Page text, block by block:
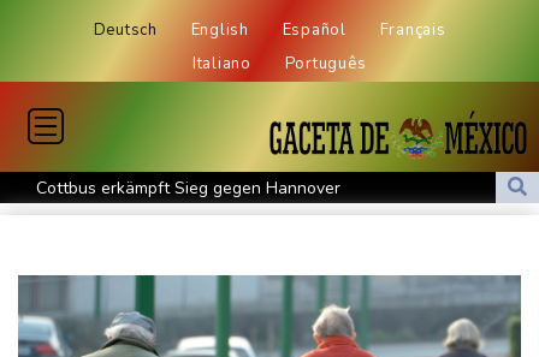
Deutsch English Español
Français
Italiano
Português
Cottbus erkämpft Sieg gegen Hannover
Überragender Zoma schießt Nürnberg zum Auftaktsieg
Ostchina auf Land getroffen